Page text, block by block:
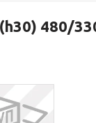
480/